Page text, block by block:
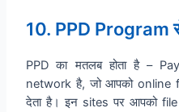
10. PPD Program
PPD का मतलब होता है –
network है, जो आपको online
देता है। इन sites पर आपको file